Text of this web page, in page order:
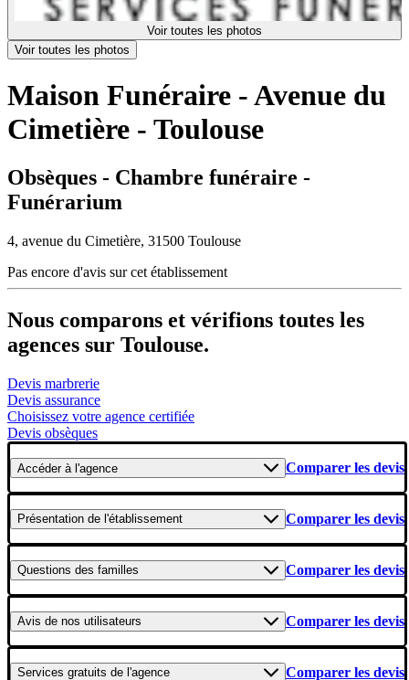
Voir toutes les photos
Voir toutes les photos
Maison Funéraire - Avenue du
Cimetière - Toulouse
Obsèques - Chambre funéraire -
Funérarium
4, avenue du Cimetière, 31500 Toulouse
Pas encore d'avis sur cet établissement
Nous comparons et vérifions toutes les
agences sur Toulouse.
Devis marbrerie
Devis assurance
Choisissez votre agence certifiée
Devis obsèques
Accéderà l'agence Comparer les devis
Présentation de l'établissement Comparer les devis
Questions des familles Comparer les devis
Avis de nos utilisateurs Comparer les devis
Services gratuits de l'agence Comparer les devis